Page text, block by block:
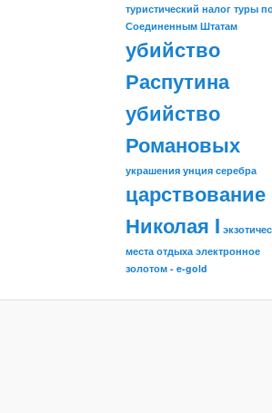
туристический налог туры
Соединенным Штатам
убийство
Распутина
убийство
Романовых
украшения унция серебра
царствование
Николая I
места отдыха электронное
золотом - e-gold